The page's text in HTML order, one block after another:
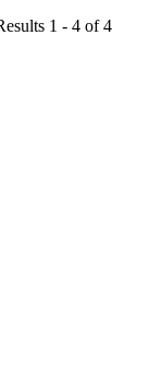
1 - 4 of 4